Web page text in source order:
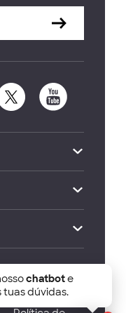
of Economics
chatbote
tuas dúvidas.